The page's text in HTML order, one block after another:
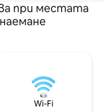
при местата
Wi-Fi